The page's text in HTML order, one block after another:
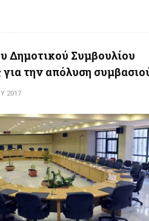
Δημοτικού Συμβουλίου
για την απόλυση
2017